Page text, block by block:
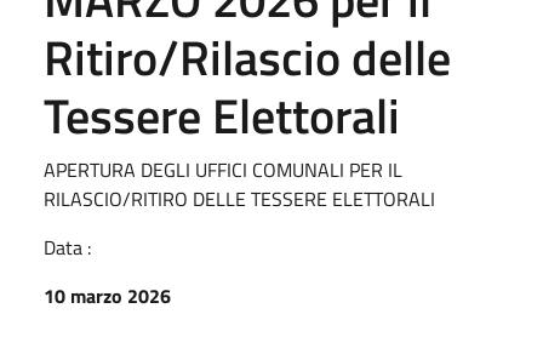
Ritiro/Rilascio delle
Tessere Elettorali
APERTURA DEGLI UFFICI COMUNALI PER IL
RILASCIO/RITIRO DELLE TESSERE ELETTORALI
Data :
10 marzo 2026